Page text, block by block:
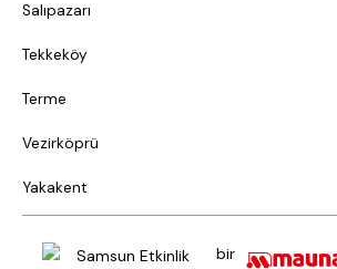
Salıpazarı
Tekkeköy
Terme
Vezirköprü
Yakakent
bir